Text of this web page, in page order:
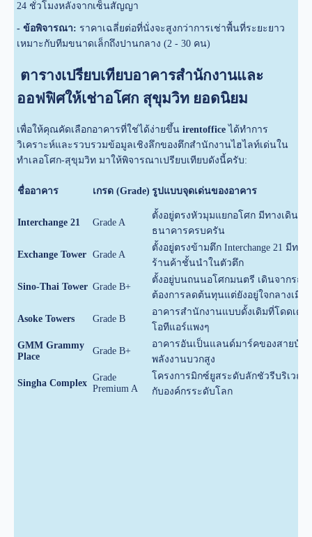
24 ชั่วโมงหลังจากเซ็นสัญญา
- ข้อพิจารณา: ราคาเฉลี่ยต่อที่นั่งจะสูงกว่าการเช่าพื้นที่ระยะยาว
เหมาะกับทีมขนาดเล็กถึงปานกลาง (2 - 30 คน)
ตารางเปรียบเทียบอาคารสำนักงานและ
ออฟฟิศให้เช่าอโศก สุขุมวิท ยอดนิยม
เพื่อให้คุณคัดเลือกอาคารที่ใช่ได้ง่ายขึ้นirentoffice ได้ทำการ
วิเคราะห์และรวบรวมข้อมูลเชิงลึกของตึกสำนักงานไฮไลท์เด่นใน
ทำเลอโศก-สุขุมวิท มาให้พิจารณาเปรียบเทียบดังนี้ครับ:
ชื่ออาคาร เกรด (Grade) รูปแบบจุดเด่นของอาคาร
Interchange 21 Grade A
ตั้งอยู่ตรงหัวมุมแยกอโศก มีทางเดินเ
ธนาคารครบครัน
Exchange Tower Grade A
ตั้งอยู่ตรงข้ามตึก Interchange 21 มีท
ร้านค้าชั้นนำในตัวตึก
Sino-Thai Tower Grade B+
ตั้งอยู่บนถนนอโศกมนตรี เดินจากรถ
ต้องการลดต้นทุนแต่ยังอยู่ใจกลางเมือง
Asoke Towers Grade B
อาคารสำนักงานแบบดั้งเดิมที่โดดเด่
โอทีแอร์แพงๆ
GMM Grammy
Place
Grade B+
อาคารอันเป็นแลนด์มาร์คของสายบัน
พลังงานบวกสูง
Singha Complex
Grade
Premium A
โครงการมิกซ์ยูสระดับลักชัวรีบริเวณแ
กับองค์กรระดับโลก